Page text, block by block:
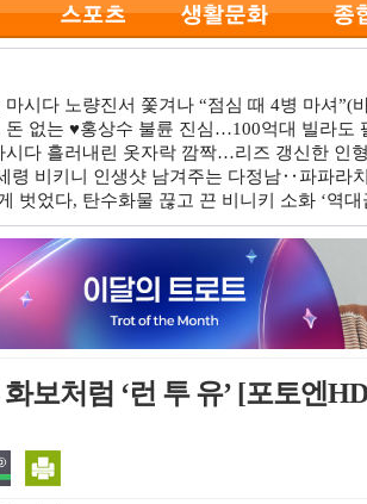
마시다 노량진서 쫓겨나 “점심 때 4병 마셔”(
돈 없는 ♥홍상수 불륜 진심…100억대 빌라도
시다 흘러내린 옷자락 깜짝…리즈 갱신한 인
령 비키니 인생샷 남겨주는 다정남‥파파라
벗었다, 탄수화물 끊고 끈 비니키 소화 ‘역대
보처럼 ‘런 투 유’ [포토엔